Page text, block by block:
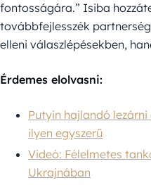
fontosságára.” Isiba
továbbfejlesszék
elleni válaszlépésekben,
Érdemes elolvasni:
Putyin hajlandó
ilyen egyszerű
Videó: Félelmetes
Ukrajnában